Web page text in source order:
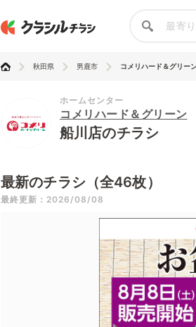
秋田県 男鹿市 コメリハード＆グリー
ホームセンター
コメリハード＆グリーン
船川店のチラシ
最新のチラシ（全46枚）
最終更新：2026/08/08